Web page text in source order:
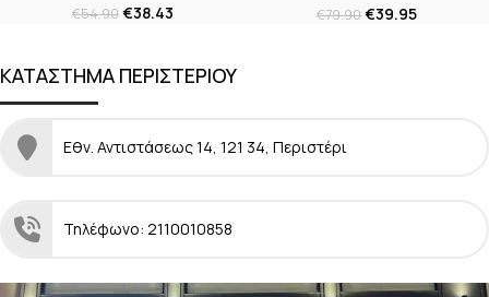
€54.90 €38.43 €79.90€39.95
ΚΑΤΑΣΤΗΜΑ ΠΕΡΙΣΤΕΡΙΟΥ
Εθν. Αντιστάσεως 14, 121 34, Περιστέρι
Τηλέφωνο: 2110010858